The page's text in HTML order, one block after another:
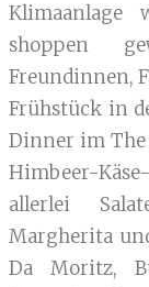
Klimaanlage
shoppen
Freundinnen,
Frühstück in
Dinner im
Himbeer-
allerlei
Margherita
Da Moritz,